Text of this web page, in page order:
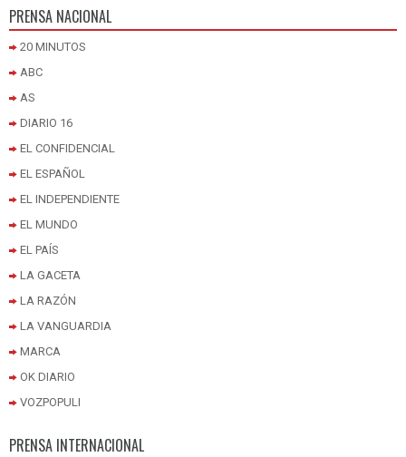
PRENSA NACIONAL
20 MINUTOS
ABC
AS
DIARIO 16
EL CONFIDENCIAL
EL ESPAÑOL
EL INDEPENDIENTE
EL MUNDO
EL PAÍS
LA GACETA
LA RAZÓN
LA VANGUARDIA
MARCA
OK DIARIO
VOZPOPULI
PRENSA INTERNACIONAL